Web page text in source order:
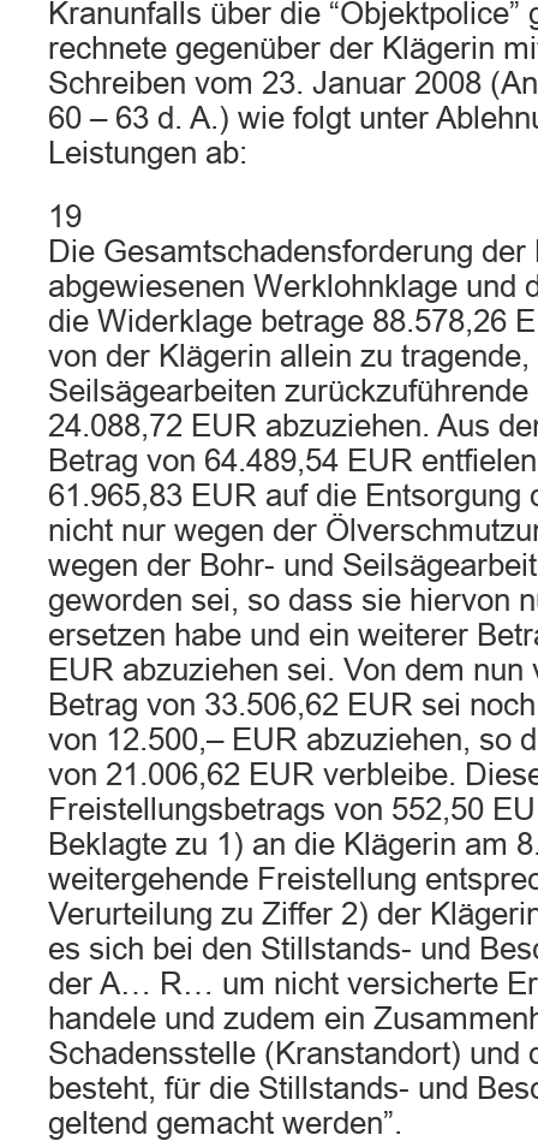
Kranunfalls über die “Objektpolice”
rechnete gegenüber der Klägerin
Schreiben vom 23. Januar 2008
60 – 63 d. A.) wie folgt unter
Leistungen ab:
19
Die Gesamtschadensforderung
abgewiesenen Werklohnklage und
die Widerklage betrage 88.578,26
von der Klägerin allein zu
Seilsägearbeiten zurückzuführende
24.088,72 EUR abzuziehen. Aus
Betrag von 64.489,54 EUR
61.965,83 EUR auf die Entsorgung
nicht nur wegen der
wegen der Bohr- und
geworden sei, so dass sie hiervon
ersetzen habe und ein weiterer
EUR abzuziehen sei. Von dem nun
Betrag von 33.506,62 EUR sei
von 12.500,– EUR abzuziehen, so
von 21.006,62 EUR verbleibe.
Freistellungsbetrags von 552,50
Beklagte zu 1) an die Klägerin am
weitergehende Freistellung
Verurteilung zu Ziffer 2) der
es sich bei den Stillstands- und
der A… R… um nicht versicherte
handele und zudem ein
Schadensstelle (Kranstandort) und
besteht, für die Stillstands- und
geltend gemacht werden”.